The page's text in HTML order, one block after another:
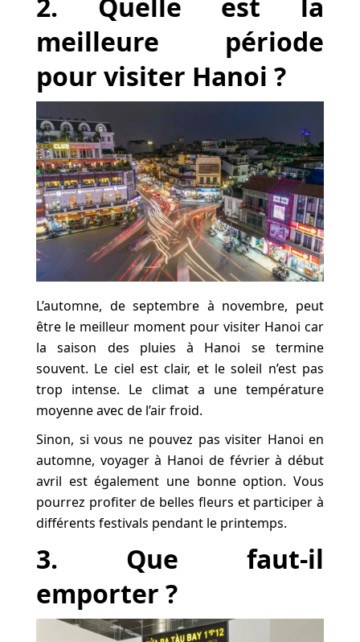
meilleure période
pour visiter Hanoi ?
L’automne, de septembre à novembre, peut
être le meilleur moment pour visiter Hanoi car
la saison des pluies à Hanoi se termine
souvent. Le ciel est clair, et le soleil n’est pas
trop intense. Le climat a une température
moyenne avec de l’air froid.
Sinon, si vous ne pouvez pas visiter Hanoi en
automne, voyager à Hanoi de février à début
avril est également une bonne option. Vous
pourrez profiter de belles fleurs et participer à
différents festivals pendant le printemps.
3. Que faut-il
emporter ?